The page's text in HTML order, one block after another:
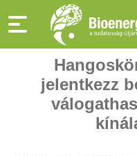
jelentkezz